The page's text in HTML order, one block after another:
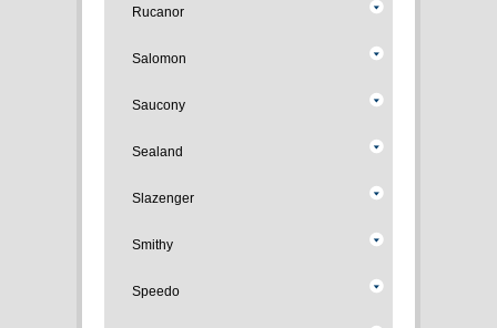
Rucanor
Salomon
Saucony
Sealand
Slazenger
Smithy
Speedo